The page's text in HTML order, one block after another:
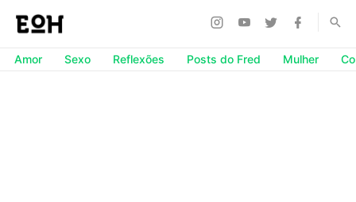
Amor Sexo Reflexões Posts do Fred Mulher